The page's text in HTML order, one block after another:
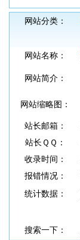
网站分类：
网站名称：
网站简介：
网站缩略图：
站长邮箱：
站长ＱＱ：
收录时间：
报错情况：
统计数据：
搜索一下：